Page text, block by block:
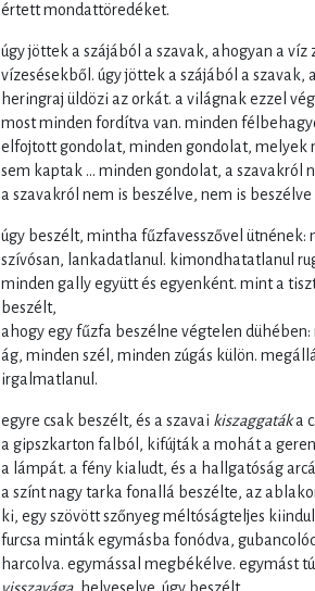
értett mondattöredéket.
úgy jöttek a szájából a szavak, ahogyan a víz
vízesésekből. úgy jöttek a szájából a szavak,
heringraj üldözi az orkát. a világnak ezzel
most minden fordítva van. minden
elfojtott gondolat, minden gondolat, melyek
sem kaptak … minden gondolat, a szavakról
a szavakról nem is beszélve, nem is beszélve
úgy beszélt, mintha fűzfavesszővel ütnének:
szívósan, lankadatlanul. kimondhatatlanul
minden gally együtt és egyenként. mint a
beszélt,
ahogy egy fűzfa beszélne végtelen dühében:
ág, minden szél, minden zúgás külön.
irgalmatlanul.
egyre csak beszélt, és a szavai kiszaggatáka
a gipszkarton falból, kifújták a mohát a
a lámpát. a fény kialudt, és a hallgatóság
a színt nagy tarka fonallá beszélte, az
ki, egy szövött szőnyeg méltóságteljes
furcsa minták egymásba fonódva,
harcolva. egymással megbékélve. egymást